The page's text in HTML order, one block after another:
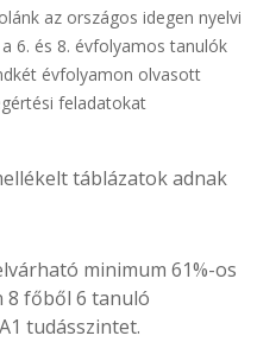
az országos idegen nyelvi
6. és 8. évfolyamos tanulók
évfolyamon olvasott
feladatokat
táblázatok adnak
minimum 61%-os
8 főből 6 tanuló
tudásszintet.